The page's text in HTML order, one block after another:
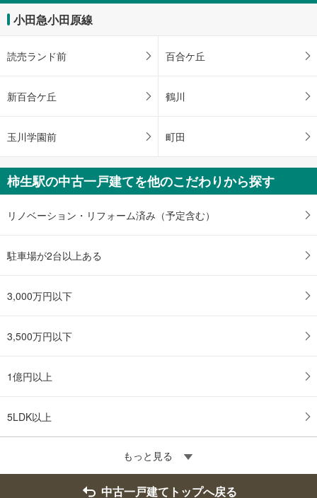
小田急小田原線
読売ランド前 百合ケ丘
新百合ケ丘 鶴川
玉川学園前 町田
柿生駅の中古一戸建てを他のこだわりから探す
リノベーション・リフォーム済み（予定含む）
駐車場が2台以上ある
3,000万円以下
3,500万円以下
1億円以上
5LDK以上
もっと見る
中古一戸建てトップへ戻る